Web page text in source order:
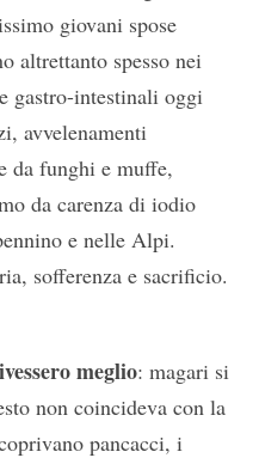
giovani spose
altrettanto spesso nei
gastro-intestinali oggi
avvelenamenti
da funghi e muffe,
da carenza di iodio
e nelle Alpi.
sofferenza e sacrificio.
meglio: magari si
non coincideva con la
pancacci, i